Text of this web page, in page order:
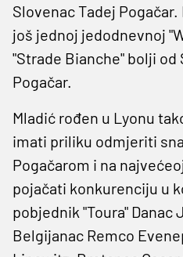
Slovenac Tadej
još jednoj jedodnevnoj
"Strade Bianche" bolji od
Pogačar.
Mladić rođen u Lyonu
imati priliku odmjeriti
Pogačarom i na
pojačati konkurenciju u
pobjednik "Toura" Danac
Belgijanac Remco